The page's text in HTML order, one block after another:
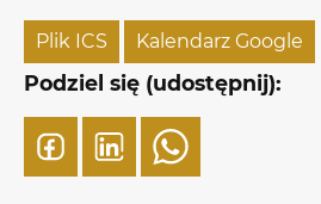
Plik ICS Kalendarz Google
Podziel się (udostępnij):